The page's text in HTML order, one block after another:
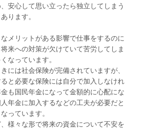
安心して思い立ったら独立してしまう
ります。
メリットがある影響で仕事をするのに
来への対策が欠けていて苦労してしま
なっています。
には社会保険が完備されていますが、
と必要な保険には自分で加入しなけれ
も国民年金になって金額的に心配にな
年金に加入するなどの工夫が必要だと
っています。
様々な形で将来の資金について不安を